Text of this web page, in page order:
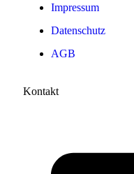
Impressum
Datenschutz
AGB
Kontakt